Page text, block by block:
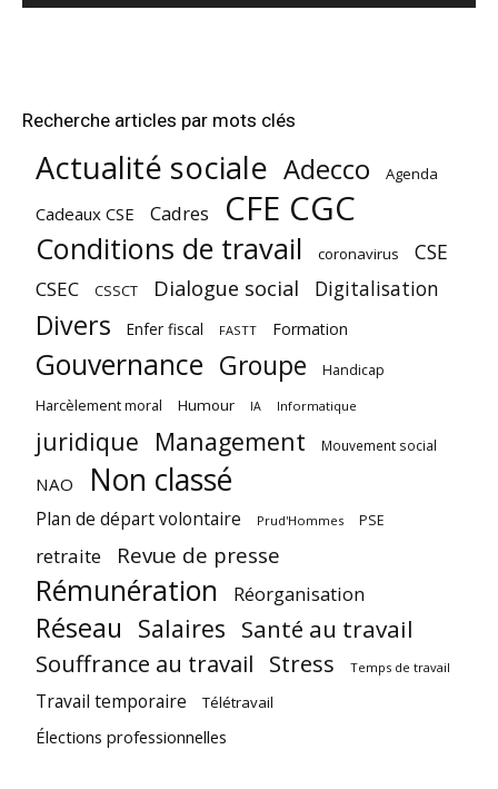
Recherche articles par mots clés
Actualité sociale Adecco Agenda
Cadeaux CSE Cadres CFE CGC
Conditions de travail coronavirus CSE
CSEC CSSCT Dialogue social Digitalisation
Divers Enfer fiscal FASTT Formation
Gouvernance Groupe Handicap
Harcèlement moral Humour IA Informatique
juridique Management Mouvement social
NAO Non classé
Plan de départ volontaire Prud'Hommes PSE
retraite Revue de presse
Rémunération Réorganisation
Réseau Salaires Santé au travail
Souffrance au travail Stress Temps de travail
Travail temporaire Télétravail
Élections professionnelles